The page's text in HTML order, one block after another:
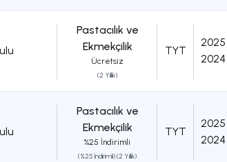
Pastacılık ve
Ekmekçilik
Ücretsiz
(2 Yıllık)
TYT
2025
2024
Pastacılık ve
Ekmekçilik
%25 İndirimli
(%25 İndirimli) (2 Yıllık)
TYT
2025
2024